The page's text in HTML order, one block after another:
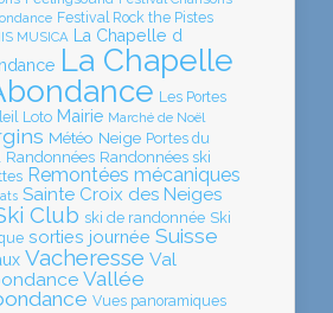
Festival Rock the Pistes
MUSICA
La Chapelle d
La Chapelle
Les Portes
Loto Mairie Marché de Noël
Météo Neige Portes du
Randonnées Randonnées ski
Remontées mécaniques
Sainte Croix des Neiges
Club ski de randonnée Ski
sorties journée Suisse
Vacheresse Val
Vallée
Vues panoramiques